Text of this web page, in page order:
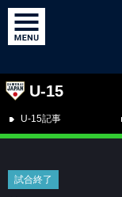
U-15
U-15記事
試合終了